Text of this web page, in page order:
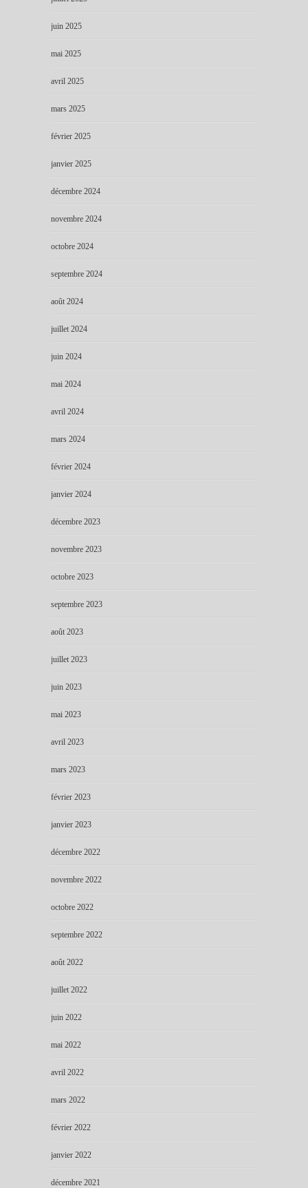
juin 2025
mai 2025
avril 2025
mars 2025
février 2025
janvier 2025
décembre 2024
novembre 2024
octobre 2024
septembre 2024
août 2024
juillet 2024
juin 2024
mai 2024
avril 2024
mars 2024
février 2024
janvier 2024
décembre 2023
novembre 2023
octobre 2023
septembre 2023
août 2023
juillet 2023
juin 2023
mai 2023
avril 2023
mars 2023
février 2023
janvier 2023
décembre 2022
novembre 2022
octobre 2022
septembre 2022
août 2022
juillet 2022
juin 2022
mai 2022
avril 2022
mars 2022
février 2022
janvier 2022
décembre 2021